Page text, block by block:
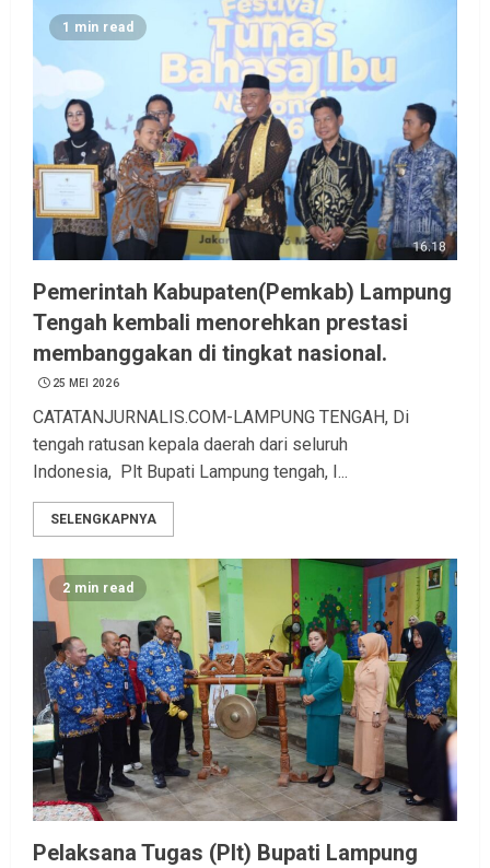
1 min read
Pemerintah Kabupaten(Pemkab) Lampung
Tengah kembali menorehkan prestasi
membanggakan di tingkat nasional.
25 MEI 2026
CATATANJURNALIS.COM-LAMPUNG TENGAH, Di
tengah ratusan kepala daerah dari seluruh
Indonesia, Plt Bupati Lampung tengah, I...
SELENGKAPNYA
2 min read
Pelaksana Tugas (Plt) Bupati Lampung